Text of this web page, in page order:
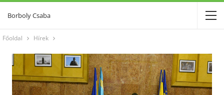
Borboly Csaba
Főoldal Hírek